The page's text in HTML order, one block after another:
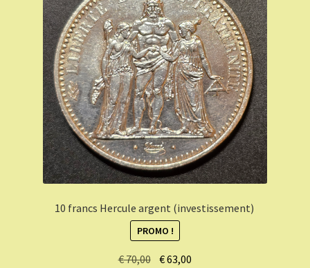
10 francs Hercule argent (investissement)
PROMO !
€70,00 Le
€63,00